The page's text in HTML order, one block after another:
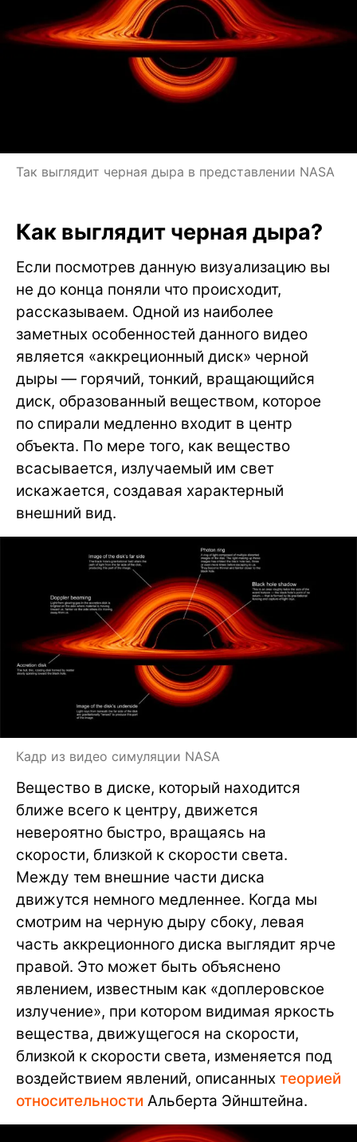
Так выглядит черная дыра в представлении NASA
Как выглядит черная дыра?
Если посмотрев данную визуализацию вы
не до конца поняли что происходит,
рассказываем. Одной из наиболее
заметных особенностей данного видео
является «аккреционный диск» черной
дыры — горячий, тонкий, вращающийся
диск, образованный веществом, которое
по спирали медленно входит в центр
объекта. По мере того, как вещество
всасывается, излучаемый им свет
искажается, создавая характерный
внешний вид.
Кадр из видео симуляции NASA
Вещество в диске, который находится
ближе всего к центру, движется
невероятно быстро, вращаясь на
скорости, близкой к скорости света.
Между тем внешние части диска
движутся немного медленнее. Когда мы
смотрим на черную дыру сбоку, левая
часть аккреционного диска выглядит ярче
правой. Это может быть объяснено
явлением, известным как «доплеровское
излучение», при котором видимая яркость
вещества, движущегося на скорости,
близкой к скорости света, изменяется под
воздействием явлений, описанных теорией
относительности Альберта Эйнштейна.